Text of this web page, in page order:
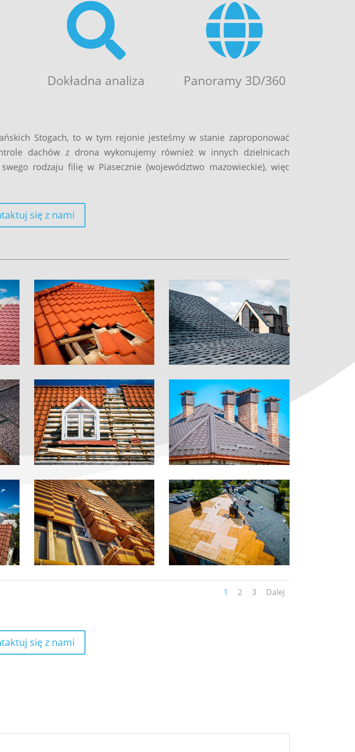

Dokładna analiza

Panoramy 3D/360
Stogach, to w tym rejonie jesteśmy w stanie zaproponować
dachów z drona wykonujemy również w innych dzielnicach
rodzaju filię w Piasecznie (województwo mazowieckie), więc
się z nami
1 2 3 Dalej
się z nami